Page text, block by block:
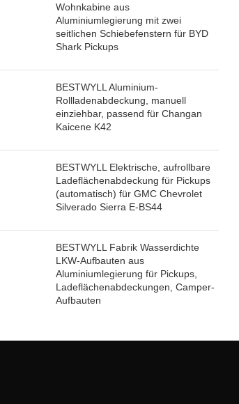
Wohnkabine aus
Aluminiumlegierung mit zwei
seitlichen Schiebefenstern für BYD
Shark Pickups
BESTWYLL Aluminium-
Rollladenabdeckung, manuell
einziehbar, passend für Changan
Kaicene K42
BESTWYLL Elektrische, aufrollbare
Ladeflächenabdeckung für Pickups
(automatisch) für GMC Chevrolet
Silverado Sierra E-BS44
BESTWYLL Fabrik Wasserdichte
LKW-Aufbauten aus
Aluminiumlegierung für Pickups,
Ladeflächenabdeckungen, Camper-
Aufbauten